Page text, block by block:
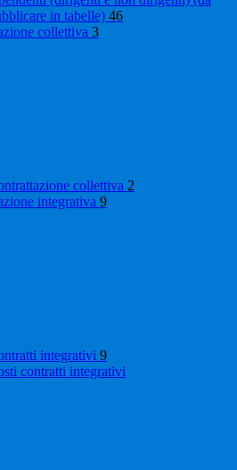
in tabelle) 46
collettiva 3
collettiva 2
integrativa 9
integrativi 9
contratti integrativi